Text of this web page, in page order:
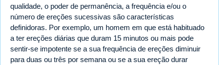
qualidade, o poder de permanência, a frequência e/ou o
número de ereções sucessivas são características
definidoras. Por exemplo, um homem em que está habituado
a ter ereções diárias que duram 15 minutos ou mais pode
sentir-se impotente se a sua frequência de ereções diminuir
para duas ou três por semana ou se a sua ereção durar